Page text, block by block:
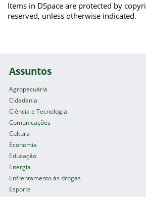
Items in DSpace are protected by
reserved, unless otherwise indicated.
Assuntos
Agropecuária
Cidadania
Ciência e Tecnologia
Comunicações
Cultura
Economia
Educação
Energia
Enfrentamento às drogas
Esporte